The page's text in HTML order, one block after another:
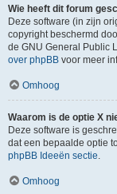
Wie heeft dit forum
Deze software (in zijn
copyright beschermd
de GNU General Public
over phpBB voor meer
Omhoog
Waarom is de optie X
Deze software is
dat een bepaalde optie
phpBB Ideeën sectie.
Omhoog